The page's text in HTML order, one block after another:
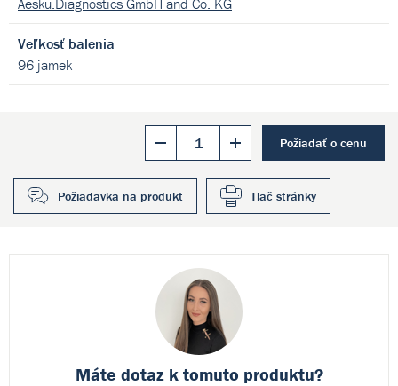
Aesku.Diagnostics GmbH and Co. KG
Veľkosť balenia
96 jamek
Požiadať o cenu
Požiadavka na produkt Tlač stránky
Máte dotaz k tomuto produktu?